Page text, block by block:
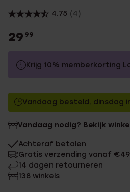
4.75 (4)
29 99
Krijg 10% memberkorting
Zonder memberkorting
Met memberkorting
Vandaag besteld, dinsdag
Vandaag nodig? Bekijk
Achteraf betalen
Gratis verzending vanaf €49
14 dagen retourneren
138 winkels